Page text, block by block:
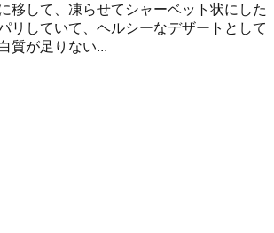
移して、凍らせてシャーベット状にした
リしていて、ヘルシーなデザートとして
質が足りない...